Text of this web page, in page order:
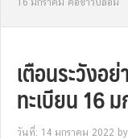
16 มกราคม คือข่าวปลอม
เตือนระวังอ
ทะเบียน 16
วันที่: 14 มกราคม 2022 by